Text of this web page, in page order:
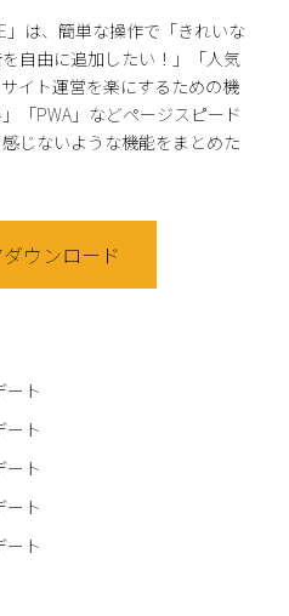
」は、簡単な操作で「きれいな
自由に追加したい！」「人気
イト運営を楽にするための機
「PWA」などページスピード
じないような機能をまとめた
ウンロード
ート
ート
ート
ート
ート